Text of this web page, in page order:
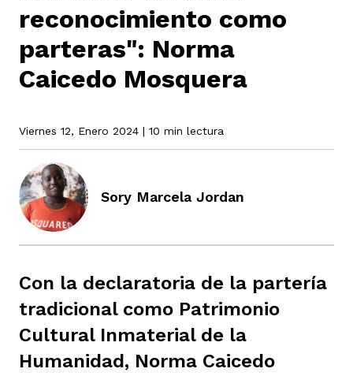
reconocimiento como
parteras": Norma
Caicedo Mosquera
Viernes 12, Enero 2024 | 10 min lectura
Sory Marcela Jordan
Con la declaratoria de la partería
tradicional como Patrimonio
Cultural Inmaterial de la
Humanidad, Norma Caicedo
de Atrato
armado
país
Codazzi
de Atrato
principios
de estilo
equipo